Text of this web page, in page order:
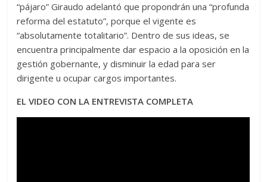
“pájaro” Giraudo adelantó que propondrán una “profunda
reforma del estatuto”, porque el vigente es
“absolutamente totalitario”. Dentro de sus ideas, se
encuentra principalmente dar espacio a la oposición en la
gestión gobernante, y disminuir la edad para ser
dirigente u ocupar cargos importantes.
EL VIDEO CON LA ENTREVISTA COMPLETA